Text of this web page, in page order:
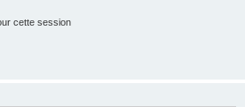
cette session